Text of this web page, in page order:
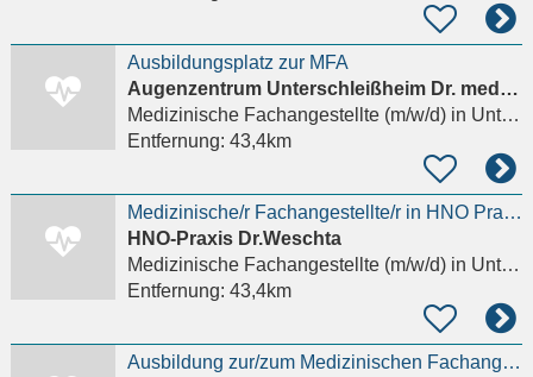
Ausbildungsplatz zur MFA
Augenzentrum Unterschleißheim Dr. med. Elmar Fischer, Dr. med. Florian Gerlach
Medizinische Fachangestellte (m/w/d)in Unterschleißheim, Lohhof
Entfernung: 43,4km
Medizinische/r Fachangestellte/r in HNO Praxis
HNO-Praxis Dr.Weschta
Medizinische Fachangestellte (m/w/d)in Unterschleißheim, Lohhof
Entfernung: 43,4km
Ausbildung zur/zum Medizinischen Fachangestellten m/w/d